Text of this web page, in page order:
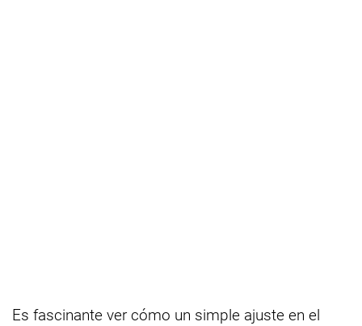
Es fascinante ver cómo un simple ajuste en el